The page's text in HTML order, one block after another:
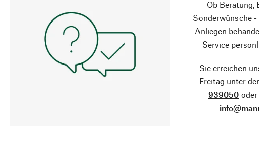
Ob Beratung,
Sonderwünsche
Anliegen
Service
Sie erreichen
Freitag unter
939050